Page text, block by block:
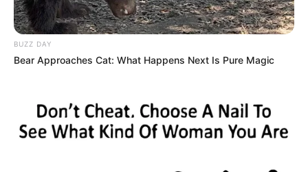
aplicando uma conta, um botão ou uma pérola.
Flor de Fuxico com Pétalas Finas –
Tutorial em Vídeo
BUZZ DAY
Bear Approaches Cat: What Happens Next Is Pure Magic